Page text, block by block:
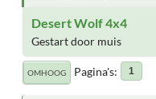
Desert Wolf 4x4
Gestart door muis
OMHOOG Pagina's 1